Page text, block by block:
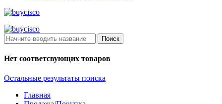
Поиск
Нет соответсвующих товаров
Остальные результаты поиска
Главная